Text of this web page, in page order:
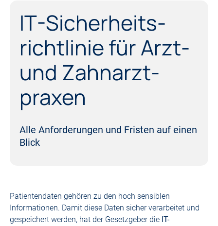
IT-Sicherheits­
richtlinie für Arzt-
und Zahn­arzt­
praxen
Alle Anforderungen und Fristen auf einen
Blick
Patientendaten gehören zu den hoch sensiblen
Informationen. Damit diese Daten sicher verarbeitet und
gespeichert werden, hat der Gesetzgeber die IT-